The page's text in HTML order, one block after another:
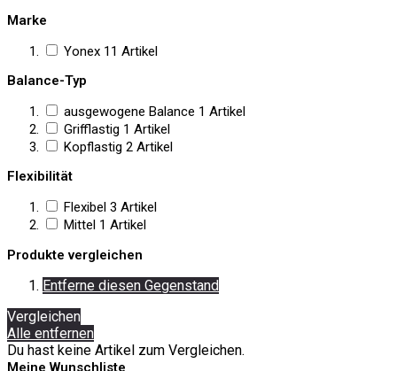
Marke
Yonex 11 Artikel
Balance-Typ
ausgewogene Balance 1 Artikel
Grifflastig 1 Artikel
Kopflastig 2 Artikel
Flexibilität
Flexibel 3 Artikel
Mittel 1 Artikel
Produkte vergleichen
Entferne diesen Gegenstand
Vergleichen
Alle entfernen
Du hast keine Artikel zum Vergleichen.
Meine Wunschliste